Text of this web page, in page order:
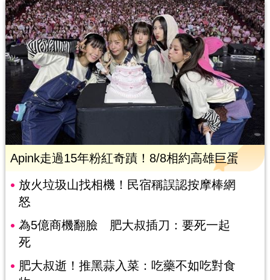
Apink走過15年粉紅奇蹟！8/8相約高雄巨蛋
放火垃圾山找相機！民宿稱誤認按摩棒網
怒
為5億商機翻臉 肥大叔插刀：要死一起
死
肥大叔逝！推黑蒜入菜：吃藥不如吃對食